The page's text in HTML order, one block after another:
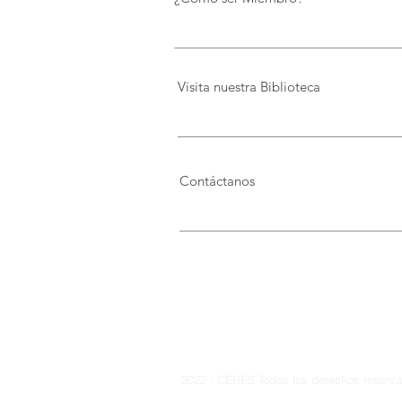
Visita nuestra Biblioteca
Contáctanos